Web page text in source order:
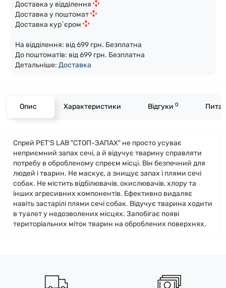
Доставка у відділення
Доставка у поштомат
Доставка кур`єром
На відділення: від 699 грн. Безплатна
До поштоматів: від 699 грн. Безплатна
Детальніше: Доставка
Опис Характеристики Відгуки 0
Спрей PET'S LAB "СТОП-ЗАПАХ" не просто усуває
неприємний запах сечі, а й відучує тварину справляти
потребу в обробленому спреєм місці. Він безпечний для
людей і тварин. Не маскує, а знищує запах і плями сечі
собак. Не містить відбілювачів, окислювачів, хлору та
інших агресивних компонентів. Ефективно видаляє
навіть застарілі плями сечі собак. Відучує тварина ходити
в туалет у недозволених місцях. Запобігає появі
територіальних міток тварин на оброблених поверхнях.